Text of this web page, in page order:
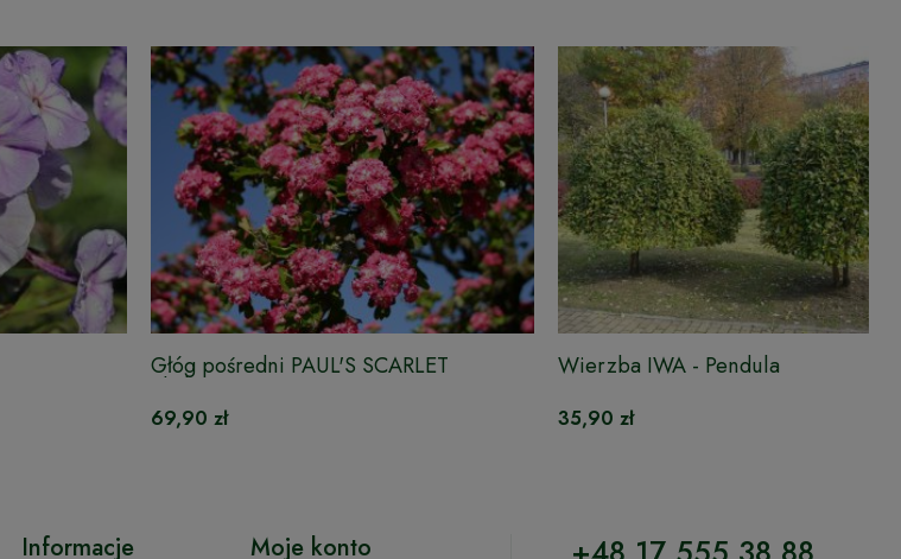
Głóg pośredni PAUL'S SCARLET
okulizowany
69,90 zł
Wierzba IWA - Pendula
35,90 zł
Informacje Moje konto